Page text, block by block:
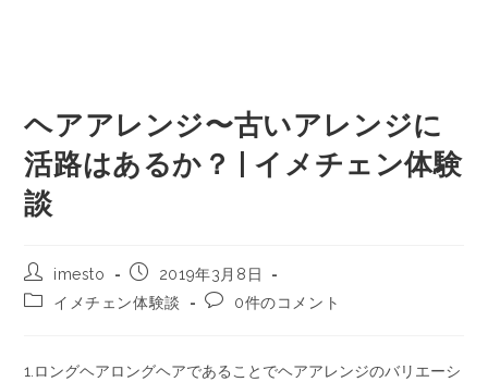
ヘアアレンジ〜古いアレンジに
活路はあるか？ | イメチェン体験
談
imesto
2019年3月8日
イメチェン体験談
0件のコメント
1.ロングヘアロングヘアであることでヘアアレンジのバリエーシ